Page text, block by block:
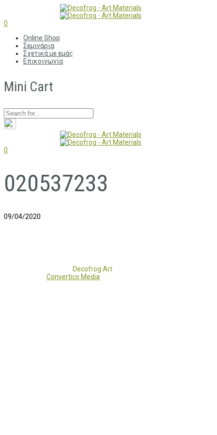
0
Online Shop
Σεμινάρια
Σχετικά με εμάς
Επικοινωνία
Mini Cart
0
020537233
09/04/2020
Decofrog Art
Convertico Media